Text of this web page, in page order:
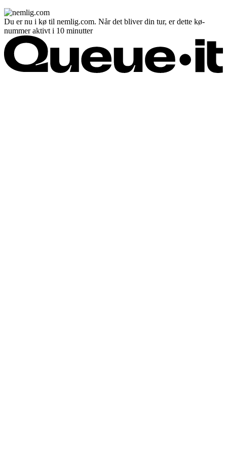
Du er nu i kø til nemlig.com. Når det bliver din tur, er dette kø-
nummer aktivt i 10 minutter